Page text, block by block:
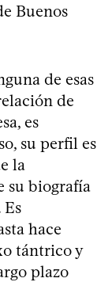
Buenos
de esas
de
es
su perfil es
la
su biografía
hace
tántrico y
plazo